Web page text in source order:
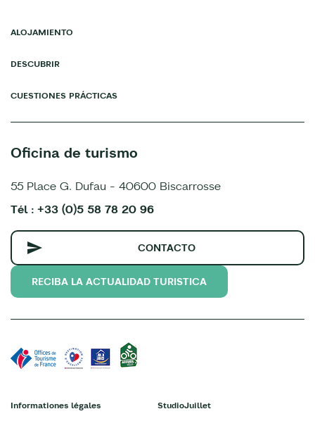
ALOJAMIENTO
DESCUBRIR
CUESTIONES PRÁCTICAS
Oficina de turismo
55 Place G. Dufau - 40600 Biscarrosse
Tél : +33 (0)5 58 78 20 96
CONTACTO
RECIBA LA ACTUALIDAD TURISTICA
Informationes légales StudioJuillet